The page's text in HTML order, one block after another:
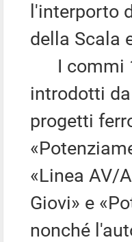
l'interporto
della Scala
I commi
introdotti
progetti
«Linea AV/
Giovi» e
nonché